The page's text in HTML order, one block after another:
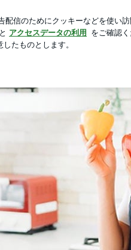
研究家ゆかりオフィシャ
ログ